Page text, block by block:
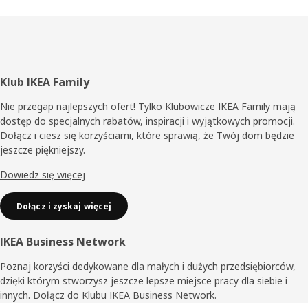
Stopka
Klub IKEA Family
Nie przegap najlepszych ofert! Tylko Klubowicze IKEA Family mają
dostęp do specjalnych rabatów, inspiracji i wyjątkowych promocji.
Dołącz i ciesz się korzyściami, które sprawią, że Twój dom będzie
jeszcze piękniejszy.
Dowiedz się więcej
Dołącz i zyskaj więcej
IKEA Business Network
Poznaj korzyści dedykowane dla małych i dużych przedsiębiorców,
dzięki którym stworzysz jeszcze lepsze miejsce pracy dla siebie i
innych. Dołącz do Klubu IKEA Business Network.